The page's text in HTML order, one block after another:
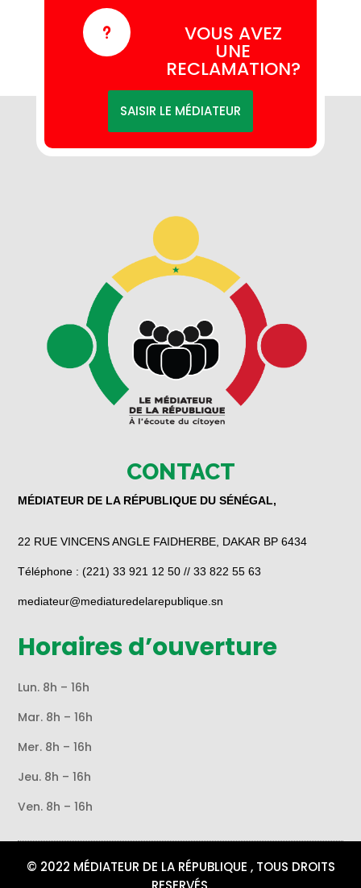
u VOUS AVEZ
UNE
RECLAMATION?
SAISIR LE MÉDIATEUR
CONTACT
MÉDIATEUR DE LA RÉPUBLIQUE DU SÉNÉGAL,
22 RUE VINCENS ANGLE FAIDHERBE, DAKAR BP 6434
Téléphone : (221) 33 921 12 50 // 33 822 55 63
mediateur@mediaturedelarepublique.sn
Horaires d’ouverture
Lun. 8h – 16h
Mar. 8h – 16h
Mer. 8h – 16h
Jeu. 8h – 16h
Ven. 8h – 16h
© 2022 MÉDIATEUR DE LA RÉPUBLIQUE , TOUS DROITS